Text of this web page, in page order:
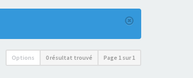
Options 0 résultat trouvé Page 1 sur1